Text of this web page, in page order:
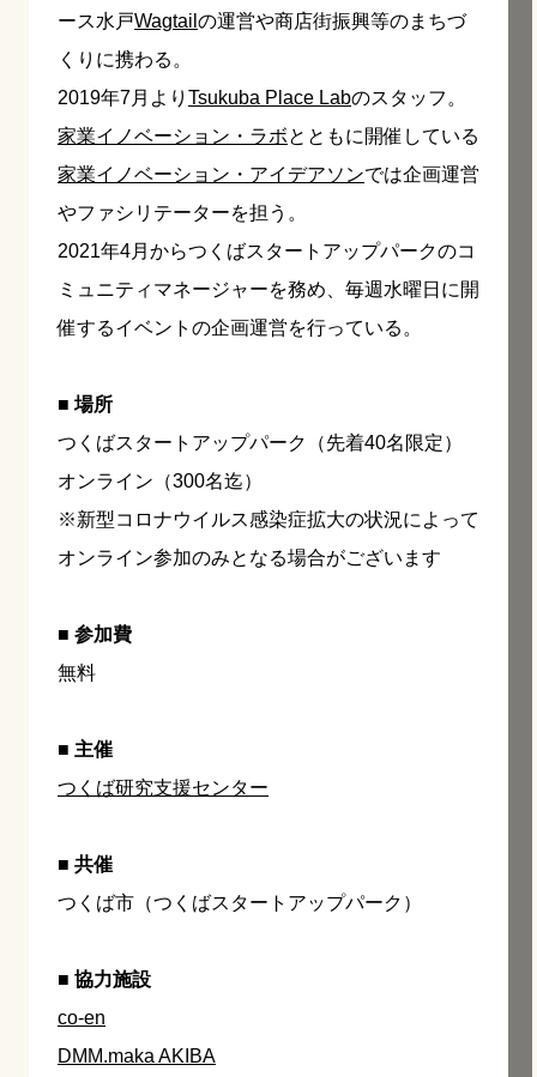
ース水戸Wagtail の運営や商店街振興等のまちづ
くりに携わる。
2019年7月より Tsukuba Place Labのスタッフ。
家業イノベーション・ラボとともに開催している
家業イノベーション・アイデアソンでは企画運営
やファシリテーターを担う。
2021年4月からつくばスタートアップパークのコ
ミュニティマネージャーを務め、毎週水曜日に開
催するイベントの企画運営を行っている。
■ 場所
つくばスタートアップパーク（先着40名限定）
オンライン（300名迄）
※新型コロナウイルス感染症拡大の状況によって
オンライン参加のみとなる場合がございます
■ 参加費
無料
■ 主催
つくば研究支援センター
■ 共催
つくば市（つくばスタートアップパーク）
■ 協力施設
co-en
DMM.maka AKIBA